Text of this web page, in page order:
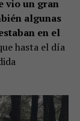
vio un gran
algunas
en el
hasta el día